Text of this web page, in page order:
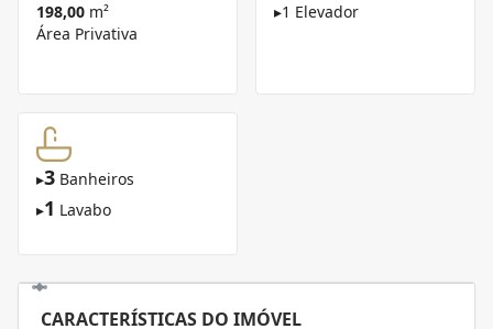
198,00 m²
Área Privativa
▸1 Elevador
▸3 Banheiros
▸1 Lavabo
CARACTERÍSTICAS DO IMÓVEL